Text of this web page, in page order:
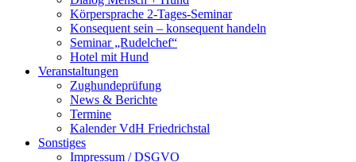
Körpersprache 2-Tages-Seminar
Konsequent sein – konsequent handeln
Seminar „Rudelchef“
Hotel mit Hund
Veranstaltungen
Zughundeprüfung
News & Berichte
Termine
Kalender VdH Friedrichstal
Sonstiges
Impressum / DSGVO